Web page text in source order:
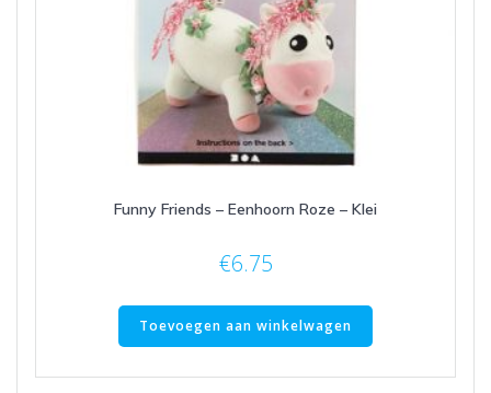
Funny Friends – Eenhoorn Roze – Klei
€6.75
Toevoegen aan winkelwagen